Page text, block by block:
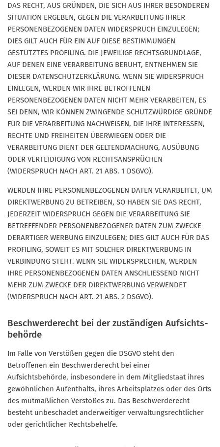
DAS RECHT, AUS GRÜNDEN, DIE SICH AUS IHRER BESONDEREN
SITUATION ERGEBEN, GEGEN DIE VERARBEITUNG IHRER
PERSONENBEZOGENEN DATEN WIDERSPRUCH EINZULEGEN;
DIES GILT AUCH FÜR EIN AUF DIESE BESTIMMUNGEN
GESTÜTZTES PROFILING. DIE JEWEILIGE RECHTSGRUNDLAGE,
AUF DENEN EINE VERARBEITUNG BERUHT, ENTNEHMEN SIE
DIESER DATENSCHUTZERKLÄRUNG. WENN SIE WIDERSPRUCH
EINLEGEN, WERDEN WIR IHRE BETROFFENEN
PERSONENBEZOGENEN DATEN NICHT MEHR VERARBEITEN, ES
SEI DENN, WIR KÖNNEN ZWINGENDE SCHUTZWÜRDIGE GRÜNDE
FÜR DIE VERARBEITUNG NACHWEISEN, DIE IHRE INTERESSEN,
RECHTE UND FREIHEITEN ÜBERWIEGEN ODER DIE
VERARBEITUNG DIENT DER GELTENDMACHUNG, AUSÜBUNG
ODER VERTEIDIGUNG VON RECHTSANSPRÜCHEN
(WIDERSPRUCH NACH ART. 21 ABS. 1 DSGVO).
WERDEN IHRE PERSONENBEZOGENEN DATEN VERARBEITET, UM
DIREKTWERBUNG ZU BETREIBEN, SO HABEN SIE DAS RECHT,
JEDERZEIT WIDERSPRUCH GEGEN DIE VERARBEITUNG SIE
BETREFFENDER PERSONENBEZOGENER DATEN ZUM ZWECKE
DERARTIGER WERBUNG EINZULEGEN; DIES GILT AUCH FÜR DAS
PROFILING, SOWEIT ES MIT SOLCHER DIREKTWERBUNG IN
VERBINDUNG STEHT. WENN SIE WIDERSPRECHEN, WERDEN
IHRE PERSONENBEZOGENEN DATEN ANSCHLIESSEND NICHT
MEHR ZUM ZWECKE DER DIREKTWERBUNG VERWENDET
(WIDERSPRUCH NACH ART. 21 ABS. 2 DSGVO).
Beschwerde­recht bei der zuständigen Aufsichts­
behörde
Im Falle von Verstößen gegen die DSGVO steht den
Betroffenen ein Beschwerderecht bei einer
Aufsichtsbehörde, insbesondere in dem Mitgliedstaat ihres
gewöhnlichen Aufenthalts, ihres Arbeitsplatzes oder des Orts
des mutmaßlichen Verstoßes zu. Das Beschwerderecht
besteht unbeschadet anderweitiger verwaltungsrechtlicher
oder gerichtlicher Rechtsbehelfe.